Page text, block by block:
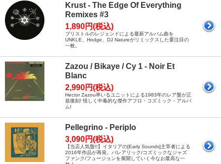
Krust - The Edge Of Everything
Remixes #3
1,890円(税込)
ブリストルのレジェンドによる最新アルバム曲を
UNKLE、Hodge、DJ Natureがリミックスした要注目の
一枚。
Zazou / Bikaye / Cy 1 - Noir Et
Blanc
2,990円(税込)
Hector Zazou率いるユニットによる1983年のレア盤が正
規復刻! 怪しく中毒的な傑作アフロ・コズミック・アルバ
ム!
Pellegrino - Periplo
3,090円(税込)
【当店人気盤!!】イタリアの[Early Sounds]主宰者による
2016年作品が再発。バレアリック/コズミックなジャズ
ファンク/フュージョンを展開していく今なお最高な一